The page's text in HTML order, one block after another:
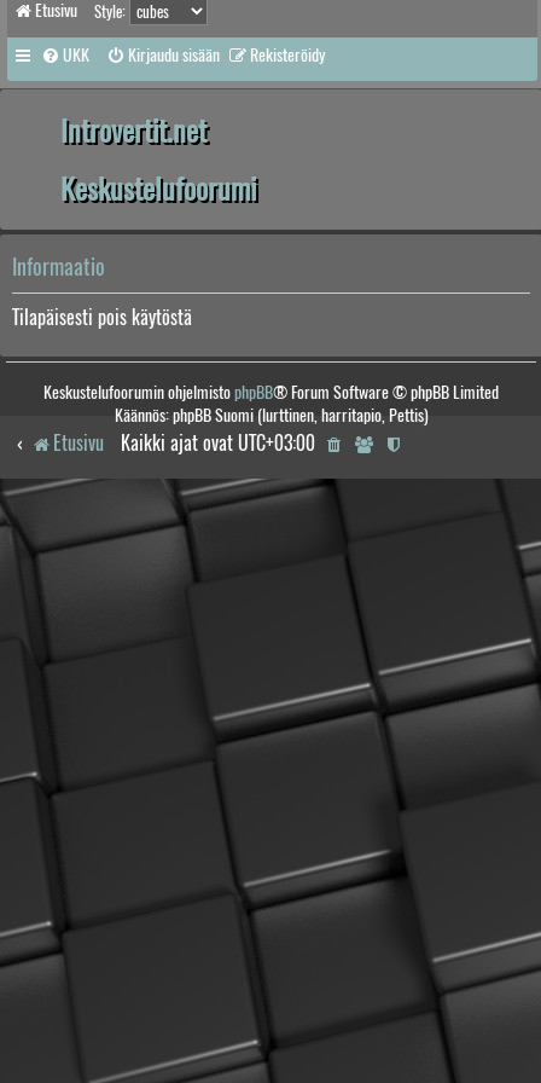
Etusivu Style:
UKK Kirjaudu sisään Rekisteröidy
Introvertit.net
Keskustelufoorumi
Informaatio
Tilapäisesti pois käytöstä
Keskustelufoorumin ohjelmistophpBB® Forum Software © phpBB Limited
Käännös: phpBB Suomi (lurttinen, harritapio, Pettis)
Etusivu Kaikki ajat ovat UTC+03:00